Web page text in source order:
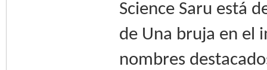
Science Saru está
de Una bruja en el
nombres